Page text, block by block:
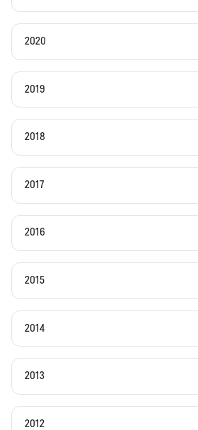
2020
2019
2018
2017
2016
2015
2014
2013
2012